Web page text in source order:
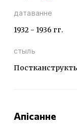
датаванне
1932 - 1936 гг.
стыль
Апісанне